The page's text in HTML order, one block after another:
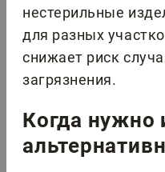
нестерильные
для разных
снижает риск
загрязнения.
Когда нужно